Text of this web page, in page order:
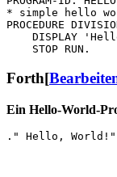
* simple hello
PROCEDURE
DISPLAY
Forth[
Ein Hello-World-